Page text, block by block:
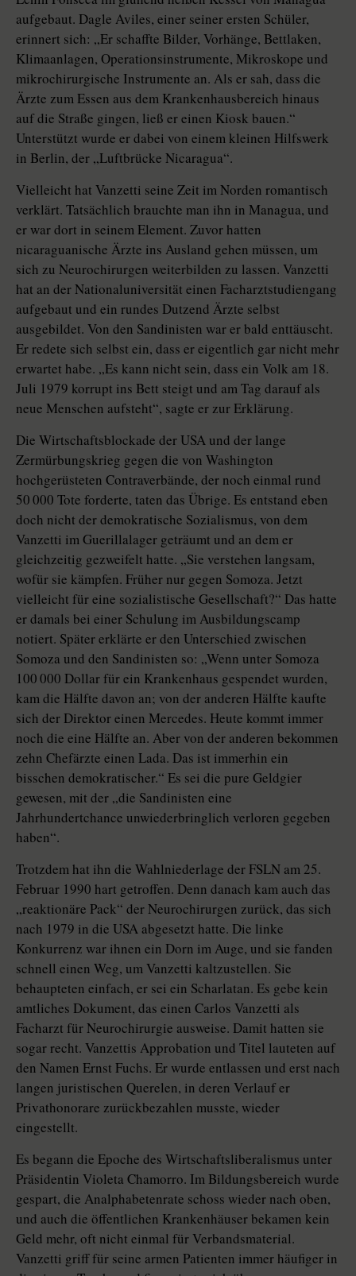
aufgebaut. Dagle Aviles, einer seiner ersten Schüler,
erinnert sich: „Er schaffte Bilder, Vorhänge, Bettlaken,
Klimaanlagen, Operationsinstrumente, Mikroskope und
mikrochirurgische Instrumente an. Als er sah, dass die
Ärzte zum Essen aus dem Krankenhausbereich hinaus
auf die Straße gingen, ließ er einen Kiosk bauen.“
Unterstützt wurde er dabei von einem kleinen Hilfswerk
in Berlin, der „Luftbrücke Nicaragua“.
Vielleicht hat Vanzetti seine Zeit im Norden romantisch
verklärt. Tatsächlich brauchte man ihn in Managua, und
er war dort in seinem Element. Zuvor hatten
nicaraguanische Ärzte ins Ausland gehen müssen, um
sich zu Neurochirurgen weiterbilden zu lassen. Vanzetti
hat an der Nationaluniversität einen Facharztstudiengang
aufgebaut und ein rundes Dutzend Ärzte selbst
ausgebildet. Von den Sandinisten war er bald enttäuscht.
Er redete sich selbst ein, dass er eigentlich gar nicht mehr
erwartet habe. „Es kann nicht sein, dass ein Volk am 18.
Juli 1979 korrupt ins Bett steigt und am Tag darauf als
neue Menschen aufsteht“, sagte er zur Erklärung.
Die Wirtschaftsblockade der USA und der lange
Zermürbungskrieg gegen die von Washington
hochgerüsteten Contraverbände, der noch einmal rund
50 000 Tote forderte, taten das Übrige. Es entstand eben
doch nicht der demokratische Sozialismus, von dem
Vanzetti im Guerillalager geträumt und an dem er
gleichzeitig gezweifelt hatte. „Sie verstehen langsam,
wofür sie kämpfen. Früher nur gegen Somoza. Jetzt
vielleicht für eine sozialistische Gesellschaft?“ Das hatte
er damals bei einer Schulung im Ausbildungscamp
notiert. Später erklärte er den Unterschied zwischen
Somoza und den Sandinisten so: „Wenn unter Somoza
100 000 Dollar für ein Krankenhaus gespendet wurden,
kam die Hälfte davon an; von der anderen Hälfte kaufte
sich der Direktor ­einen Mercedes. Heute kommt immer
noch die eine Hälfte an. Aber von der anderen bekommen
zehn Chefärzte einen Lada. Das ist immerhin ein
bisschen demokratischer.“ Es sei die pure Geldgier
gewesen, mit der „die Sandinisten eine
Jahrhundertchance unwiederbringlich verloren gegeben
haben“.
Trotzdem hat ihn die Wahlniederlage der FSLN am 25.
Februar 1990 hart getroffen. Denn danach kam auch das
„reaktionäre Pack“ der Neurochirurgen zurück, das sich
nach 1979 in die USA abgesetzt hatte. Die linke
Konkurrenz war ihnen ein Dorn im Auge, und sie fanden
schnell einen Weg, um Vanzetti kaltzustellen. Sie
behaupteten einfach, er sei ein Scharlatan. Es gebe kein
amtliches Dokument, das einen Carlos Vanzetti als
Facharzt für Neurochirurgie ausweise. Damit hatten sie
sogar recht. Vanzettis Approbation und Titel lauteten auf
den Namen Ernst Fuchs. Er wurde entlassen und erst nach
langen juristischen Querelen, in deren Verlauf er
Privathonorare zurückbezahlen musste, wieder
eingestellt.
Es begann die Epoche des Wirtschaftsliberalismus unter
Präsidentin Violeta Chamorro. Im Bildungsbereich wurde
gespart, die Analphabetenrate schoss wieder nach oben,
und auch die öffentlichen Krankenhäuser bekamen kein
Geld mehr, oft nicht einmal für Verbandsmaterial.
Vanzetti griff für seine armen Patienten immer häufiger in